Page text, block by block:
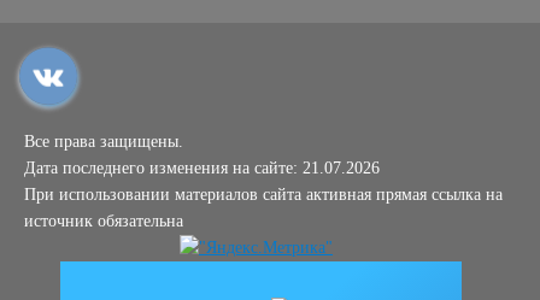
Все права защищены.
Дата последнего изменения на сайте: 21.07.2026
При использовании материалов сайта активная прямая ссылка на
источник обязательна